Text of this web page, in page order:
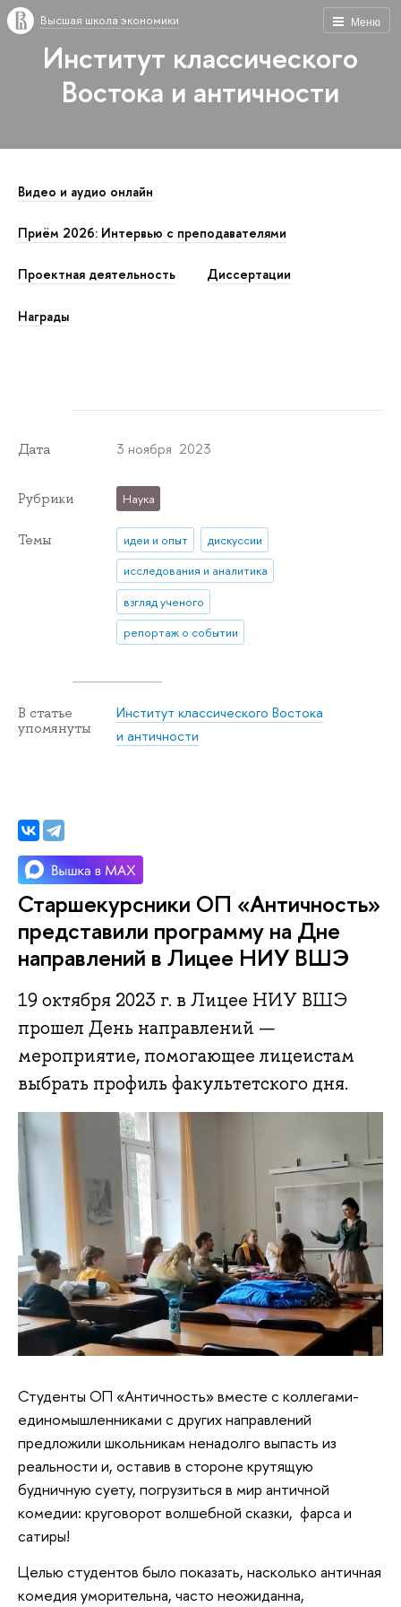
Меню
Высшая школа экономики
Институт классического
Востока и античности
Видео и аудио онлайн
Приём 2026: Интервью с преподавателями
Проектная деятельность Диссертации
Награды
Старшекурсники ОП «Античность»
представили программу на Дне
направлений в Лицее НИУ ВШЭ
19 октября 2023 г. в Лицее НИУ ВШЭ
прошел День направлений —
мероприятие, помогающее лицеистам
выбрать профиль факультетского дня.
Студенты ОП «Античность» вместе с коллегами-
единомышленниками с других направлений
предложили школьникам ненадолго выпасть из
реальности и, оставив в стороне крутящую
будничную суету, погрузиться в мир античной
комедии: круговорот волшебной сказки, фарса и
сатиры!
Целью студентов было показать, насколько античная
комедия уморительна, часто неожиданна,
Дата 3 ноября 2023
Рубрики Наука
Темы идеи и опыт
дискуссии
исследования и аналитика
взгляд ученого
репортаж о событии
В статье
упомянуты
Институт классического Востока
и античности